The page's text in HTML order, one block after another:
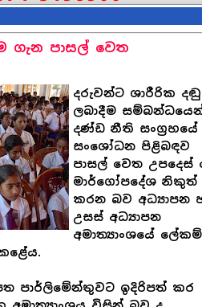
ගැන පාසල් වෙත
දරුවන්ට ශාරීරික
ලබාදීම
දණ්ඩ නීති සංග්‍රහයේ
සංශෝධන පිළිබඳව
පාසල් වෙත
මාර්ගෝපදේශ නිකුත්
කරන බව අධ්‍යාපන
උසස් අධ්‍යාපන
අමාත්‍යාංශයේ ලේකම්
පාර්ලිමේන්තුවට ඉදිරිපත් කර